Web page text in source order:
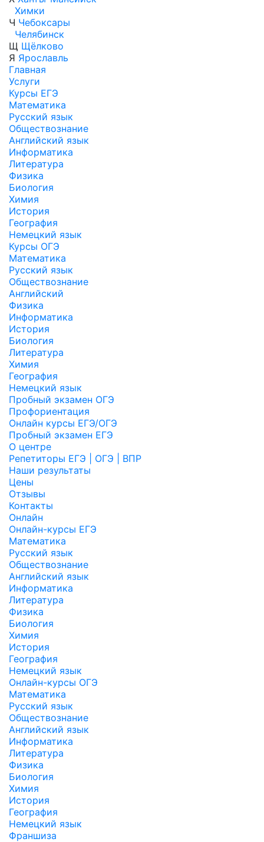
Химки
Ч Чебоксары
Челябинск
Щ Щёлково
Я Ярославль
Главная
Услуги
Курсы ЕГЭ
Математика
Русский язык
Обществознание
Английский язык
Информатика
Литература
Физика
Биология
Химия
История
География
Немецкий язык
Курсы ОГЭ
Математика
Русский язык
Обществознание
Английский
Физика
Информатика
История
Биология
Литература
Химия
География
Немецкий язык
Пробный экзамен ОГЭ
Профориентация
Онлайн курсы ЕГЭ/ОГЭ
Пробный экзамен ЕГЭ
О центре
Репетиторы ЕГЭ | ОГЭ | ВПР
Наши результаты
Цены
Отзывы
Контакты
Онлайн
Онлайн-курсы ЕГЭ
Математика
Русский язык
Обществознание
Английский язык
Информатика
Литература
Физика
Биология
Химия
История
География
Немецкий язык
Онлайн-курсы ОГЭ
Математика
Русский язык
Обществознание
Английский язык
Информатика
Литература
Физика
Биология
Химия
История
География
Немецкий язык
Франшиза